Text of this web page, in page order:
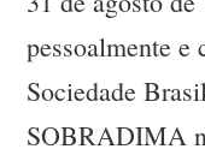
pessoalmente e
Sociedade
SOBRADIMA